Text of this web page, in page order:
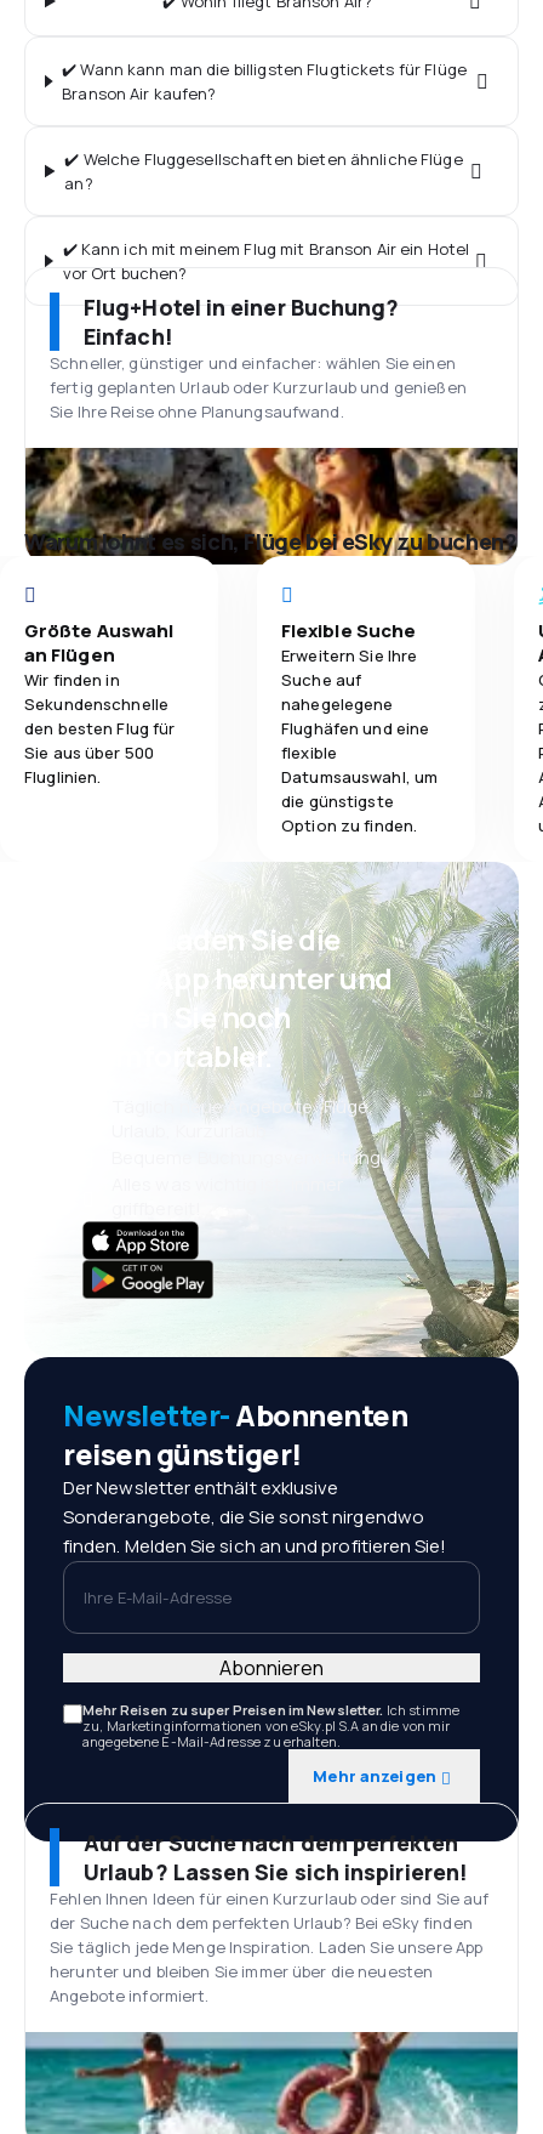
✔️ Wann kann man die billigsten Flugtickets für Flüge
Branson Air kaufen?
✔️ Welche Fluggesellschaften bieten ähnliche Flüge
an?
✔️ Kann ich mit meinem Flug mit Branson Air ein Hotel
vor Ort buchen?
Flug+Hotel in einer Buchung?
Einfach!
Schneller, günstiger und einfacher: wählen Sie einen
fertig geplanten Urlaub oder Kurzurlaub und genießen
Sie Ihre Reise ohne Planungsaufwand.
Warum lohnt es sich, Flüge bei eSky zu buchen?
Größte Auswahl
an Flügen
Wir finden in
Sekundenschnelle
den besten Flug für
Sie aus über 500
Fluglinien.
Flexible Suche
Erweitern Sie Ihre
Suche auf
nahegelegene
Flughäfen und eine
flexible
Datumsauswahl, um
die günstigste
Option zu finden.
Psst! Laden Sie die
eSky App herunter und
reisen Sie noch
komfortabler.
Täglich neue Angebote: Flüge,
Bequeme Buchungsverwaltung
Newsletter-Abonnenten
reisen günstiger!
Der Newsletter enthält exklusive
Sonderangebote, die Sie sonst nirgendwo
finden. Melden Sie sich an und profitieren Sie!
Ihre E-Mail-Adresse
Mehr Reisen zu super Preisen im Newsletter. Ich stimme
zu, Marketinginformationen von eSky.pl S.A an die von mir
angegebene E-Mail-Adresse zu erhalten.
Mehr anzeigen
Abonnieren
Auf der Suche nach dem perfekten
Urlaub? Lassen Sie sich inspirieren!
Fehlen Ihnen Ideen für einen Kurzurlaub oder sind Sie auf
der Suche nach dem perfekten Urlaub? Bei eSky finden
Sie täglich jede Menge Inspiration. Laden Sie unsere App
herunter und bleiben Sie immer über die neuesten
Angebote informiert.